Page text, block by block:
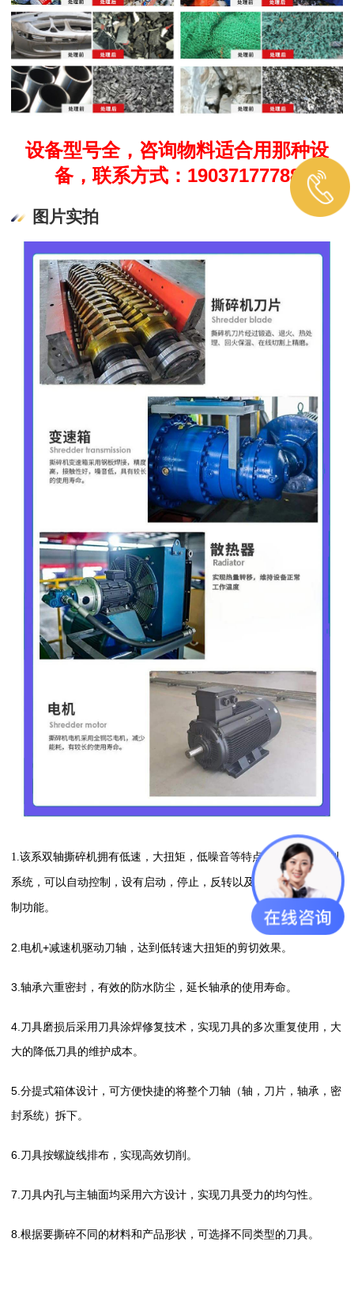
设备型号全，咨询物料适合用那种设
备，联系方式：19037177788
图片实拍
1.该系双轴撕碎机拥有低速，大扭矩，低噪音等特点，采用PLC控制
系统，可以自动控制，设有启动，停止，反转以及超载自动反转控
制功能。
2.电机+减速机驱动刀轴，达到低转速大扭矩的剪切效果。
3.轴承六重密封，有效的防水防尘，延长轴承的使用寿命。
4.刀具磨损后采用刀具涂焊修复技术，实现刀具的多次重复使用，大
大的降低刀具的维护成本。
5.分提式箱体设计，可方便快捷的将整个刀轴（轴，刀片，轴承，密
封系统）拆下。
6.刀具按螺旋线排布，实现高效切削。
7.刀具内孔与主轴面均采用六方设计，实现刀具受力的均匀性。
8.根据要撕碎不同的材料和产品形状，可选择不同类型的刀具。